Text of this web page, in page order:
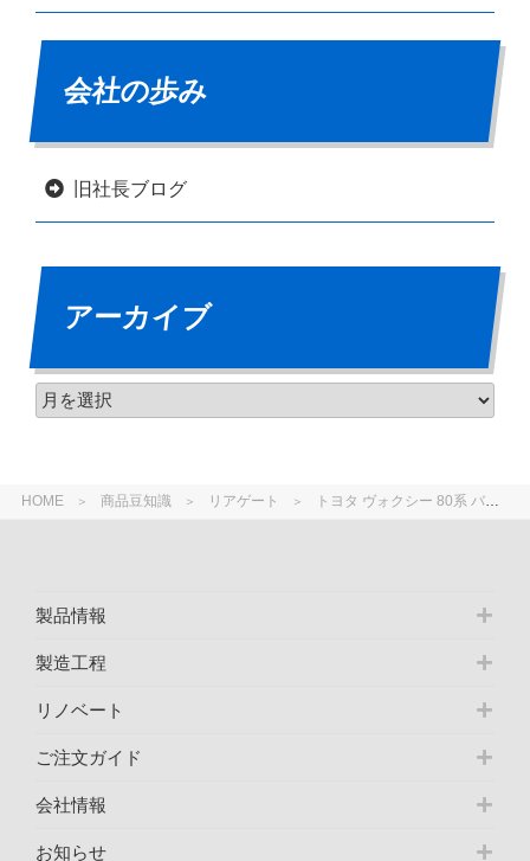
HOME 商品豆知識 リアゲート トヨタ ヴォクシー 80系 バックドア 年式による相違点
会社の歩み
旧社長ブログ
アーカイブ
製品情報
製造工程
リノベート
ご注文ガイド
会社情報
お知らせ